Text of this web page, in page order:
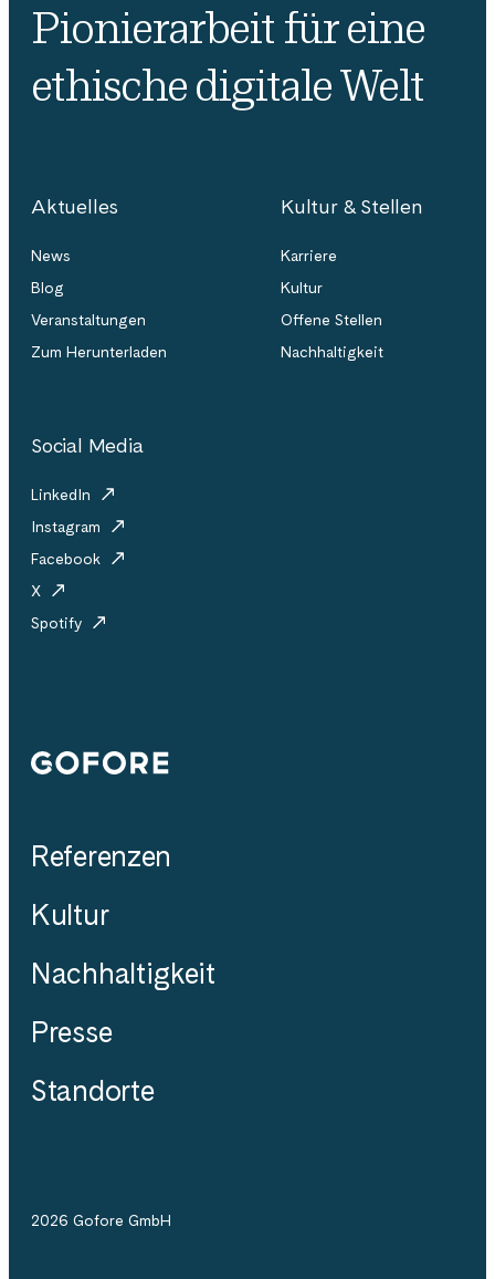
Pionierarbeit für eine
ethische digitale Welt
Aktuelles
News
Blog
Veranstaltungen
Zum Herunterladen
Kultur & Stellen
Karriere
Kultur
Offene Stellen
Nachhaltigkeit
Social Media
LinkedIn
Instagram
Facebook
X
Spotify
Gofore
Referenzen
Kultur
Nachhaltigkeit
Presse
Standorte
2026 Gofore GmbH